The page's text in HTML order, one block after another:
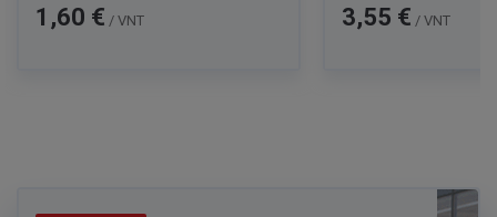
Kaina
1,60 € / VNT
Kaina
3,55 € / VNT